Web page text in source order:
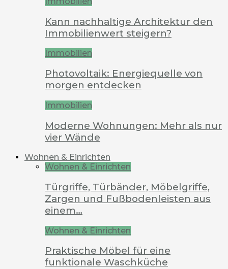
Kann nachhaltige Architektur den
Immobilienwert steigern?
Immobilien
Photovoltaik: Energiequelle von
morgen entdecken
Immobilien
Moderne Wohnungen: Mehr als nur
vier Wände
Wohnen & Einrichten
Wohnen & Einrichten
Türgriffe, Türbänder, Möbelgriffe,
Zargen und Fußbodenleisten aus
einem…
Wohnen & Einrichten
Praktische Möbel für eine
funktionale Waschküche